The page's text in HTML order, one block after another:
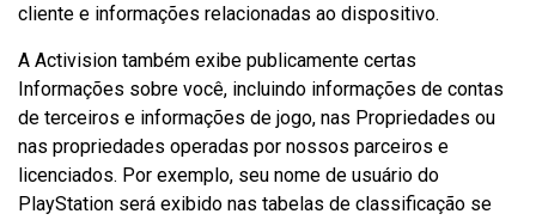
cliente e informações relacionadas ao dispositivo.
A Activision também exibe publicamente certas
Informações sobre você, incluindo informações de contas
de terceiros e informações de jogo, nas Propriedades ou
nas propriedades operadas por nossos parceiros e
licenciados. Por exemplo, seu nome de usuário do
PlayStation será exibido nas tabelas de classificação se